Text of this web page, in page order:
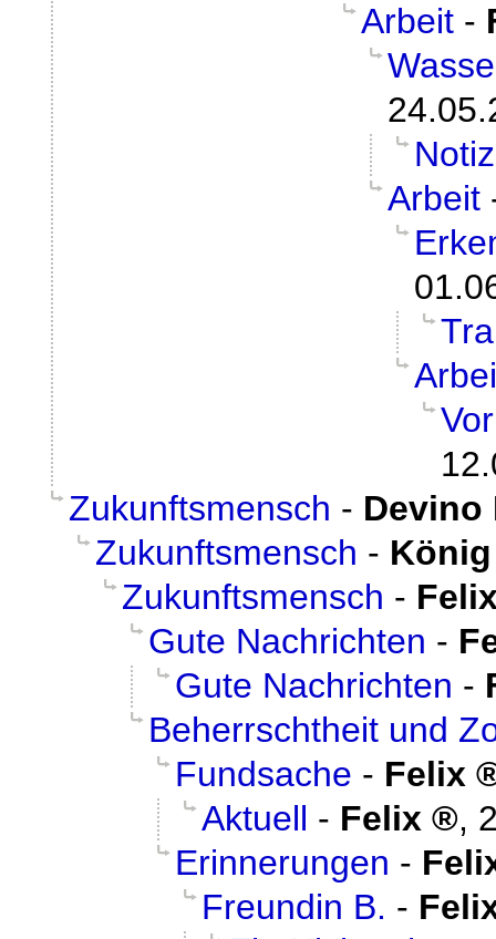
Arbeit -
Arbeit
Zukunftsmensch - Devino
Zukunftsmensch -
Zukunftsmensch -
Gute Nachrichten -
Gute Nachrichten -
Beherrschtheit und
Fundsache - Felix
Aktuell - Felix ,
Erinnerungen -
Freundin B. -